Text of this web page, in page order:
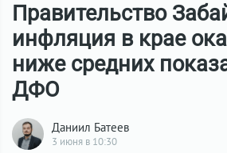
Правительство
инфляция в крае
ниже средних
ДФО
Даниил Батеев
3 июня в 10:30